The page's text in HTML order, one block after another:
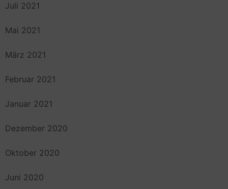
Juli 2021
Mai 2021
März 2021
Februar 2021
Januar 2021
Dezember 2020
Oktober 2020
Juni 2020